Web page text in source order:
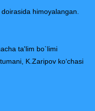
himoyalangan.
ta'lim bo`limi
K.Zaripov ko‘chasi